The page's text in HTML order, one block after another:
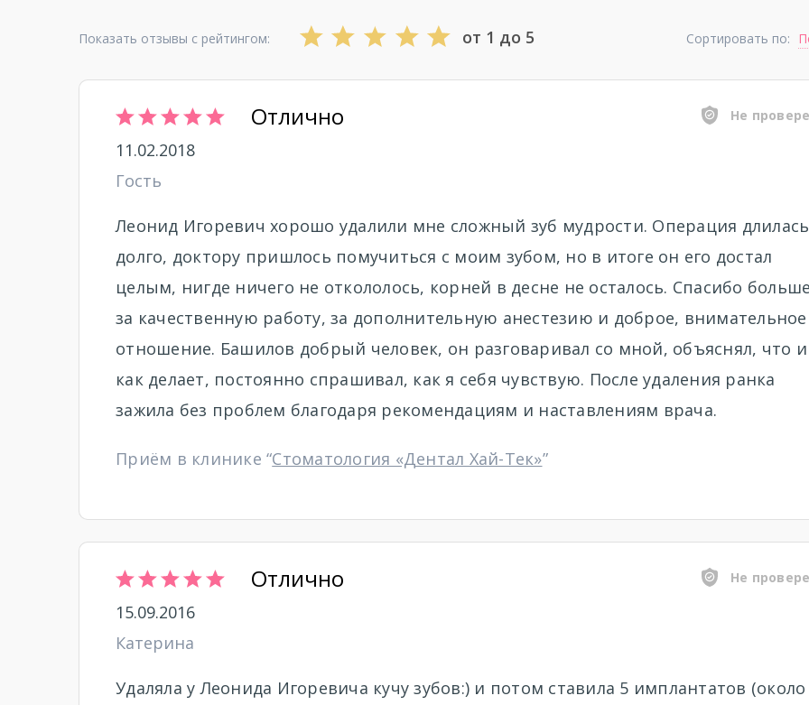
Показать отзывы с рейтингом: от 1 до 5 Сортировать по:
Отлично Не
11.02.2018
Гость
Леонид Игоревич хорошо удалили мне сложный зуб мудрости. Операция длилась
долго, доктору пришлось помучиться с моим зубом, но в итоге он его достал
целым, нигде ничего не откололось, корней в десне не осталось. Спасибо
за качественную работу, за дополнительную анестезию и доброе, внимательное
отношение. Башилов добрый человек, он разговаривал со мной, объяснял, что и
как делает, постоянно спрашивал, как я себя чувствую. После удаления ранка
зажила без проблем благодаря рекомендациям и наставлениям врача.
Приём в клинике “Стоматология «Дентал Хай-Тек»”
Отлично Не
15.09.2016
Катерина
Удаляла у Леонида Игоревича кучу зубов:) и потом ставила 5 имплантатов (около